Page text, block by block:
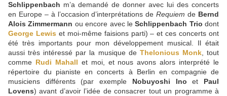
Schlippenbach m’a demandé de donner avec lui des concerts
en Europe – à l’occasion d’interprétations deRequiem de Bernd
Alois Zimmermann ou encore avec leSchlippenbach Trio dont
George Lewis et moi-même faisions parti) – et ces concerts ont
été très importants pour mon développement musical. Il était
aussi très intéressé par la musique de Thelonious Monk, tout
comme Rudi Mahall et moi, et nous avons alors interprété le
répertoire du pianiste en concerts à Berlin en compagnie de
musiciens différents (par exemple Nobuyoshi Ino et Paul
Lovens) avant d’avoir l’idée de consacrer tout un programme à